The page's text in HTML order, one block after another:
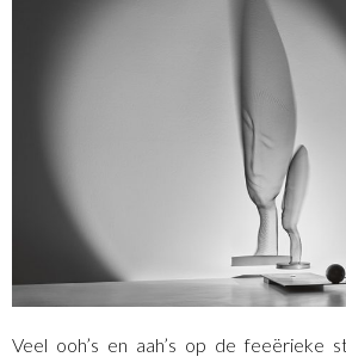
Veel ooh’s en aah’s op de feeërieke